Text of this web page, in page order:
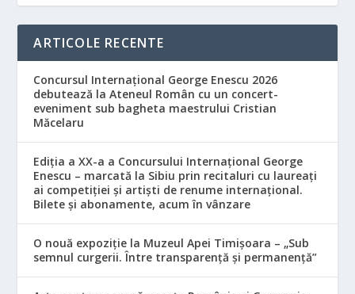
ARTICOLE RECENTE
Concursul Internațional George Enescu 2026
debutează la Ateneul Român cu un concert-
eveniment sub bagheta maestrului Cristian
Măcelaru
Ediția a XX-a a Concursului Internațional George
Enescu – marcată la Sibiu prin recitaluri cu laureați
ai competiției și artiști de renume internațional.
Bilete și abonamente, acum în vânzare
O nouă expoziție la Muzeul Apei Timișoara – „Sub
semnul curgerii. Între transparență și permanență”